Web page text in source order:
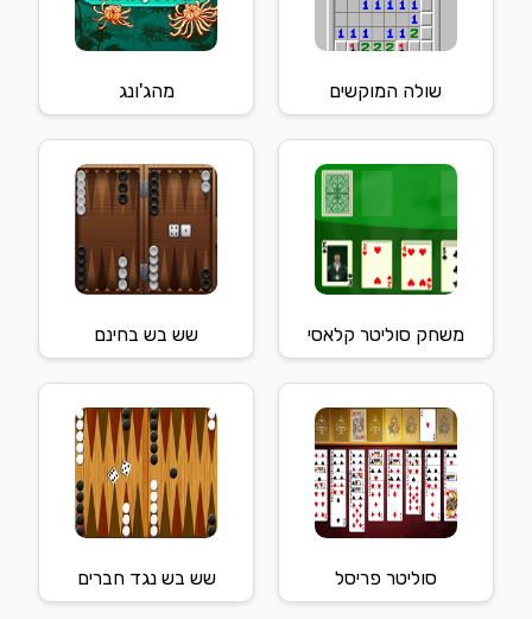
שולה המוקשים מהג'ונג
משחק סוליטר קלאסי שש בש בחינם
סוליטר פריסל שש בש נגד חברים